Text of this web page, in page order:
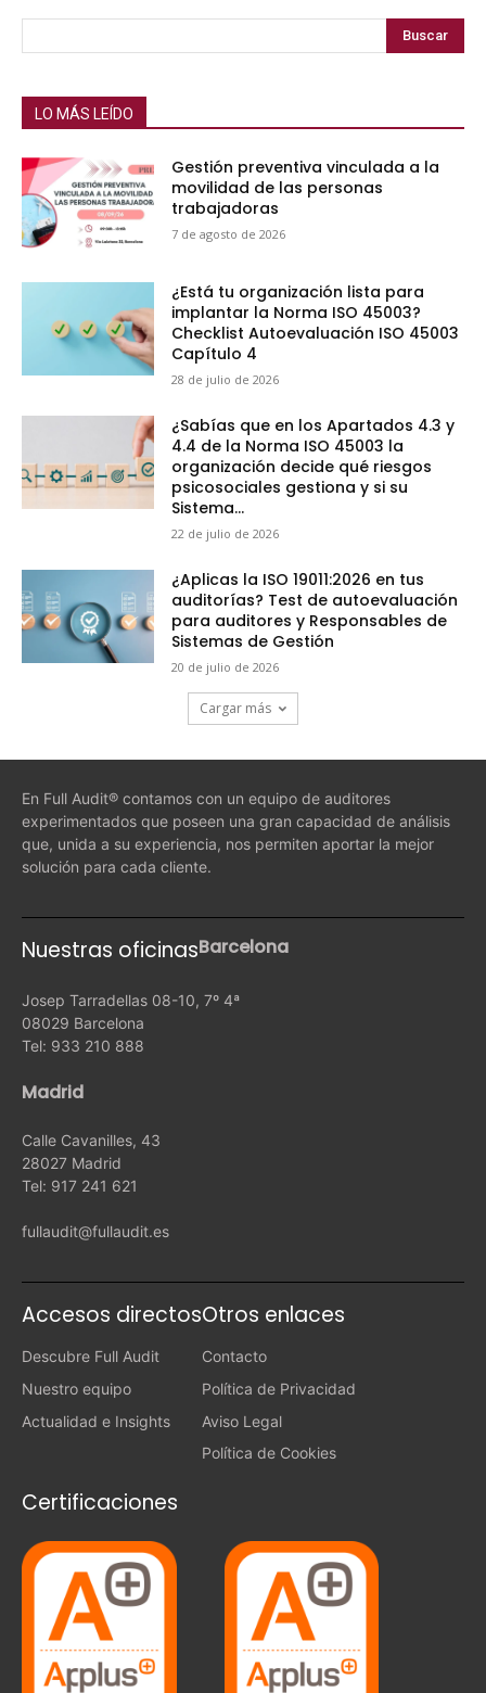
Buscar
LO MÁS LEÍDO
Gestión preventiva vinculada a la
movilidad de las personas
trabajadoras
7 de agosto de 2026
¿Está tu organización lista para
implantar la Norma ISO 45003?
Checklist Autoevaluación ISO 45003
Capítulo 4
28 de julio de 2026
¿Sabías que en los Apartados 4.3 y
4.4 de la Norma ISO 45003 la
organización decide qué riesgos
psicosociales gestiona y si su
Sistema...
22 de julio de 2026
¿Aplicas la ISO 19011:2026 en tus
auditorías? Test de autoevaluación
para auditores y Responsables de
Sistemas de Gestión
20 de julio de 2026
Cargar más
En Full Audit® contamos con un equipo de auditores
experimentados que poseen una gran capacidad de análisis
que, unida a su experiencia, nos permiten aportar la mejor
solución para cada cliente.
Nuestras oficinasBarcelona
Josep Tarradellas 08-10, 7º 4ª
08029 Barcelona
Tel: 933 210 888
Madrid
Calle Cavanilles, 43
28027 Madrid
Tel: 917 241 621
fullaudit@fullaudit.es
Accesos directos
Descubre Full Audit
Nuestro equipo
Actualidad e Insights
Otros enlaces
Contacto
Política de Privacidad
Aviso Legal
Política de Cookies
Certificaciones